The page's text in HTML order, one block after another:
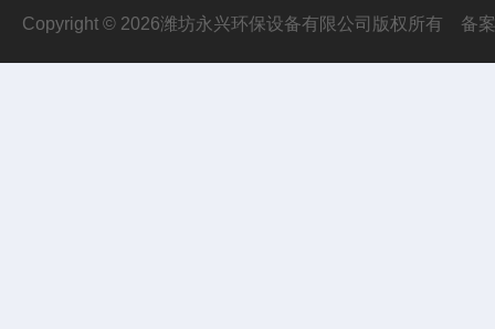
Copyright © 2026潍坊永兴环保设备有限公司版权所有 备